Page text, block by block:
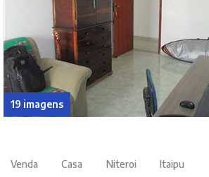
19 imagens
Venda Casa Niteroi Itaipu